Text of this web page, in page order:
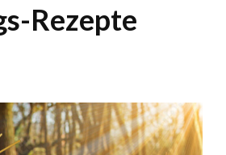
Rezepte